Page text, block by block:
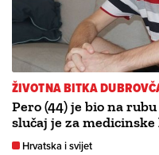
ŽIVOTNA BITKA
Pero (44) je bio na
slučaj je za
Hrvatska i svijet